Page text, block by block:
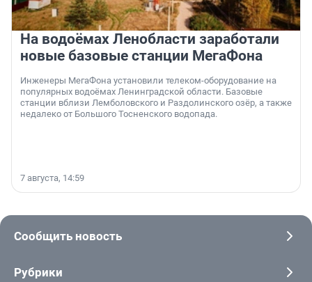
На водоёмах Ленобласти заработали
новые базовые станции МегаФона
Инженеры МегаФона установили телеком-оборудование на
популярных водоёмах Ленинградской области. Базовые
станции вблизи Лемболовского и Раздолинского озёр, а также
недалеко от Большого Тосненского водопада.
7 августа, 14:59
Сообщить новость
Рубрики